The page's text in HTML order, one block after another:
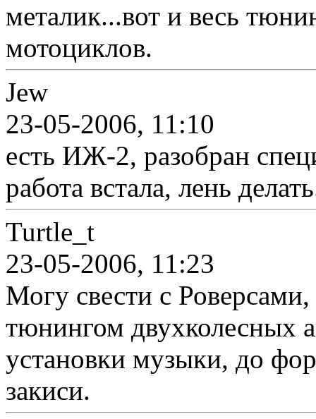
металик...вот и весь
мотоциклов.
Jew
23-05-2006, 11:10
есть ИЖ-2, разобран
работа встала, лень
Turtle_t
23-05-2006, 11:23
Могу свести с
тюнингом двухколесных
установки музыки, до
закиси.